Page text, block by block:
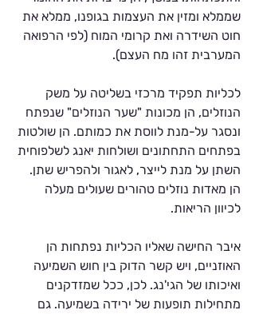
שממלא ומזין את העצמות בגופנו, ממלא את
חוט השידרה ואת קרומי המוח (לפי הרפואה
המערבית זהו מח העצם).
לכליות תפקיד מרכזי בשליטה על משק
הנוזלים, הן מכונות "שער הנוזלים" שנפתח
ונסגר על-מנת לווסת את כמותם. הן שולטות
בפתחים התחתונים ושולחות יאנג לשלפוחית
השתן על מנת לייצר, לאגור ולהפריש שתן.
הן מאדות נוזלים טהורים שעולים מעלה
לכיוון הריאות.
איבר החישה שאליו הכליות נפתחות הן
האוזניים, ויש קשר הדוק בין חוש השמיעה
ואיכותו של הגי'נג. לכן, ככל שמזדקנים
מתחילות תופעות של ירידה בשמיעה. גם